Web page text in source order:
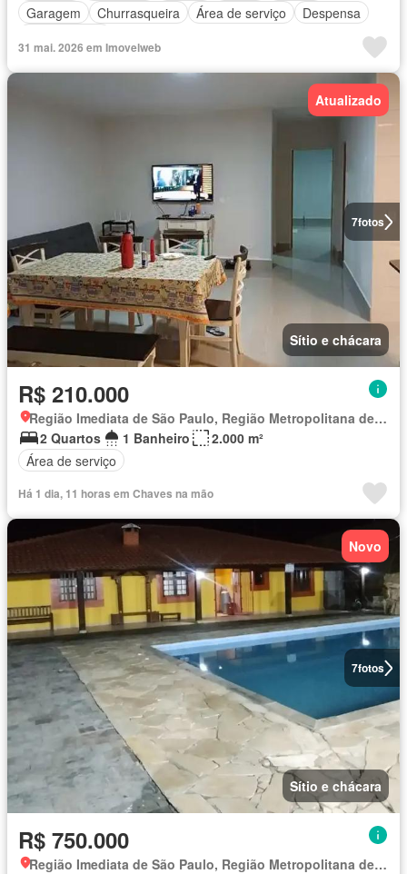
Garagem
Churrasqueira Área de serviço
Despensa
31 mai. 2026 em Imovelweb
7fotos
Atualizado
Sítio e chácara
R$ 210.000
Região Imediata de São Paulo, Região Metropolitana de São Paulo
2 Quartos
1 Banheiro
2.000 m²
Área de serviço
Há 1 dia, 11 horas em Chaves na mão
7fotos
Novo
Sítio e chácara
R$ 750.000
Região Imediata de São Paulo, Região Metropolitana de São Paulo